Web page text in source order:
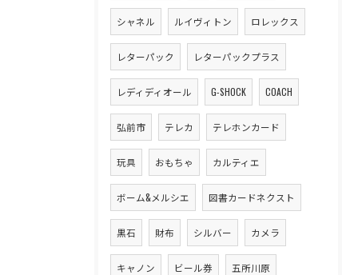
シャネル ルイヴィトン ロレックス
レターパック レターパックプラス
レディディオール G-SHOCK COACH
弘前市 テレカ テレホンカード
玩具 おもちゃ カルティエ
ボーム&メルシエ 図書カードネクスト
黒石 財布 シルバー カメラ
キャノン ビール券 五所川原